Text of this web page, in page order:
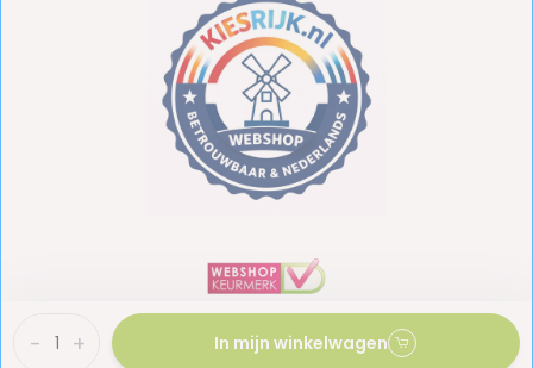
+
- In mijn winkelwagen
BTW: NL861887438B01 © Copyright 2026 - Kiesrijk